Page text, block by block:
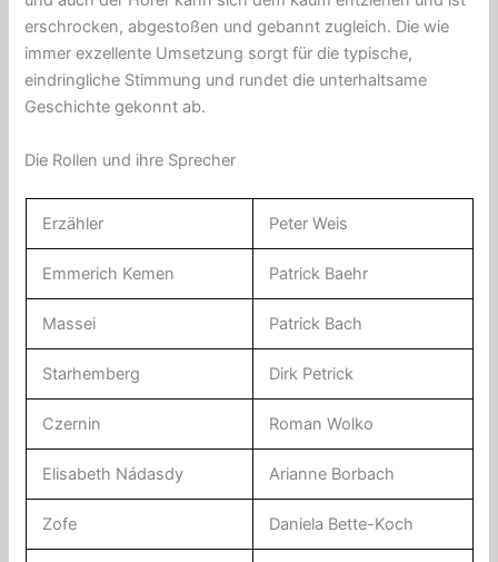
erschrocken, abgestoßen und gebannt zugleich. Die wie
immer exzellente Umsetzung sorgt für die typische,
eindringliche Stimmung und rundet die unterhaltsame
Geschichte gekonnt ab.
Die Rollen und ihre Sprecher
Erzähler Peter Weis
Emmerich Kemen Patrick Baehr
Massei Patrick Bach
Starhemberg Dirk Petrick
Czernin Roman Wolko
Elisabeth Nádasdy Arianne Borbach
Zofe Daniela Bette-Koch